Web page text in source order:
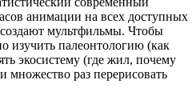
анимации на всех доступных
мультфильмы. Чтобы
изучить палеонтологию (как
экосистему (где жил, почему
множество раз перерисовать